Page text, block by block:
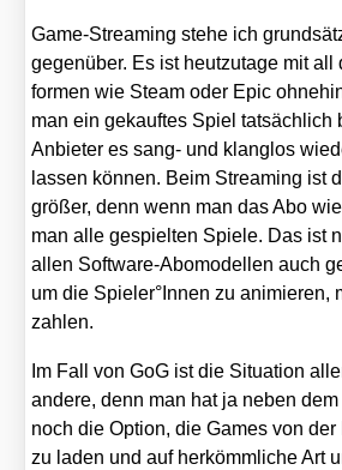
Game-Strea­ming ste­he ich
gegen­über. Es ist heut­zu­ta­ge mit
for­men wie Steam oder Epic
man ein gekauf­tes Spiel tat­säch­lich
Anbie­ter es sang- und klang­los
las­sen kön­nen. Beim Strea­ming ist
grö­ßer, denn wenn man das Abo
man alle gespiel­ten Spie­le. Das ist
allen Soft­ware-Abo­mo­del­len auch
um die Spieler°Innen zu ani­mie­ren,
zah­len.
Im Fall von GoG ist die Situa­ti­on
ande­re, denn man hat ja neben
noch die Opti­on, die Games von
zu laden und auf her­kömm­li­che Art